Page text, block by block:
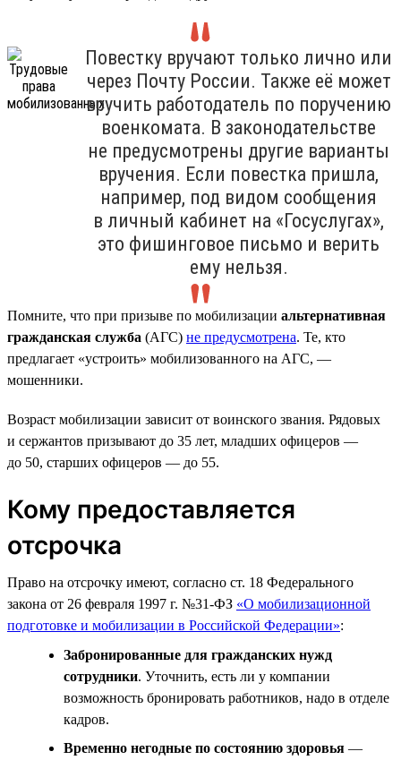
Повестку вручают только лично или
через Почту России. Также её может
вручить работодатель по поручению
военкомата. В законодательстве
не предусмотрены другие варианты
вручения. Если повестка пришла,
например, под видом сообщения
в личный кабинет на «Госуслугах»,
это фишинговое письмо и верить
ему нельзя.
Помните, что при призыве по мобилизации альтернативная
гражданская служба (АГС) не предусмотрена. Те, кто
предлагает «устроить» мобилизованного на АГС, —
мошенники.
Возраст мобилизации зависит от воинского звания. Рядовых
и сержантов призывают до 35 лет, младших офицеров —
до 50, старших офицеров — до 55.
Кому предоставляется
отсрочка
Право на отсрочку имеют, согласно ст. 18 Федерального
закона от 26 февраля 1997 г. №31-ФЗ «О мобилизационной
подготовке и мобилизации в Российской Федерации»:
Забронированные для гражданских нужд
сотрудники. Уточнить, есть ли у компании
возможность бронировать работников, надо в отделе
кадров.
Временно негодные по состоянию здоровья —